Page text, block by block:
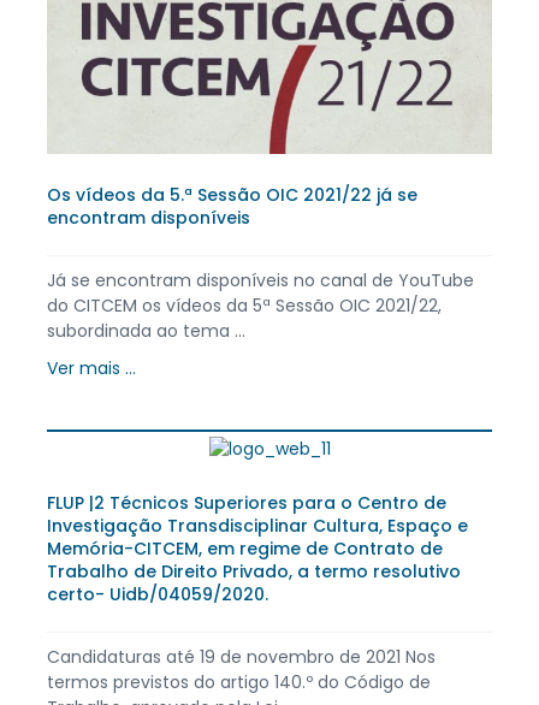
Os vídeos da 5.ª Sessão OIC 2021/22 já se
encontram disponíveis
Já se encontram disponíveis no canal de YouTube
do CITCEM os vídeos da 5ª Sessão OIC 2021/22,
subordinada ao tema ...
Ver mais ...
FLUP |2 Técnicos Superiores para o Centro de
Investigação Transdisciplinar Cultura, Espaço e
Memória-CITCEM, em regime de Contrato de
Trabalho de Direito Privado, a termo resolutivo
certo- Uidb/04059/2020.
Candidaturas até 19 de novembro de 2021 Nos
termos previstos do artigo 140.º do Código de